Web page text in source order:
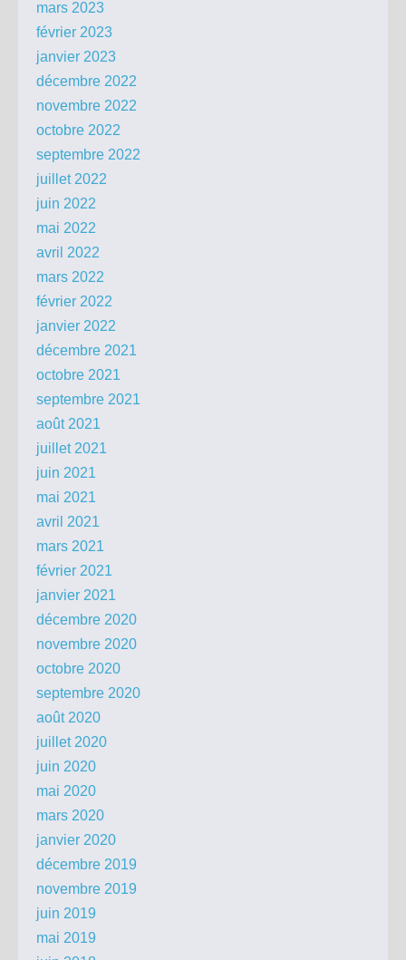
mars 2023
février 2023
janvier 2023
décembre 2022
novembre 2022
octobre 2022
septembre 2022
juillet 2022
juin 2022
mai 2022
avril 2022
mars 2022
février 2022
janvier 2022
décembre 2021
octobre 2021
septembre 2021
août 2021
juillet 2021
juin 2021
mai 2021
avril 2021
mars 2021
février 2021
janvier 2021
décembre 2020
novembre 2020
octobre 2020
septembre 2020
août 2020
juillet 2020
juin 2020
mai 2020
mars 2020
janvier 2020
décembre 2019
novembre 2019
juin 2019
mai 2019